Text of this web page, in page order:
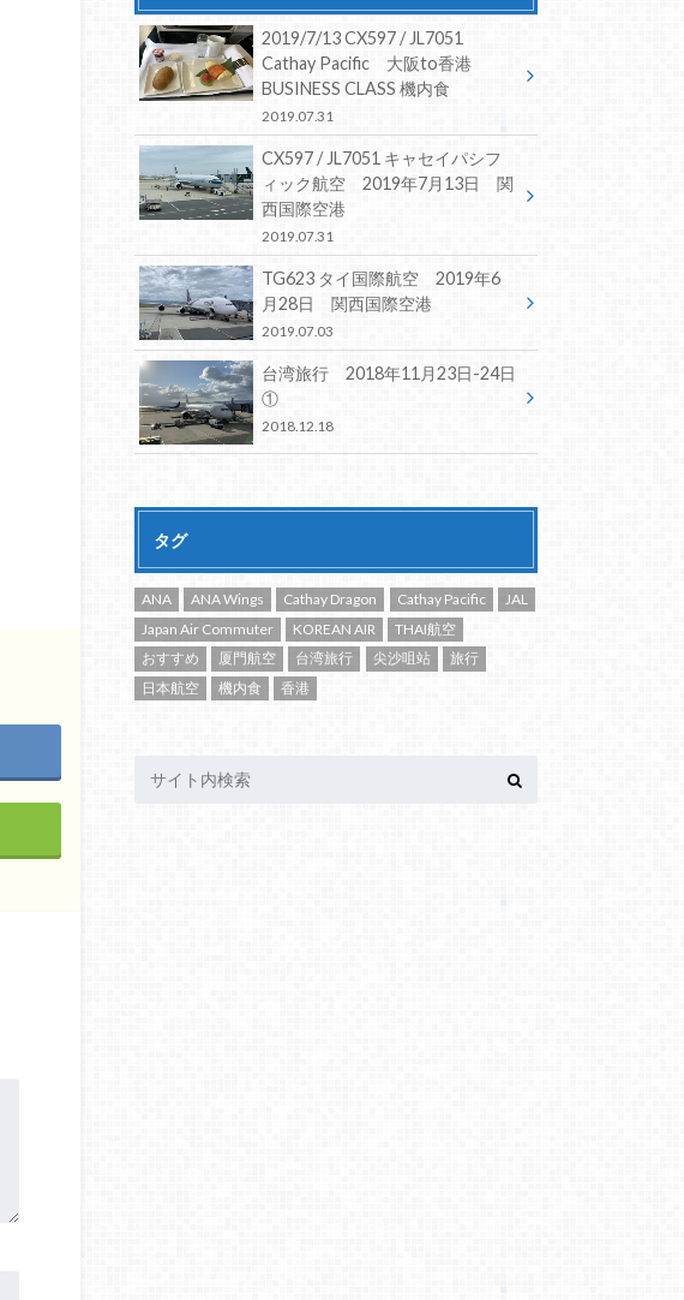
2019/7/13 CX597 / JL7051
Cathay Pacific 大阪to香港
BUSINESS CLASS 機内食
2019.07.31
CX597 / JL7051 キャセイパシフ
ィック航空 2019年7月13日 関
西国際空港
2019.07.31
TG623 タイ国際航空 2019年6
月28日 関西国際空港
2019.07.03
台湾旅行 2018年11月23日-24日
①
2018.12.18
タグ
ANA ANA Wings Cathay Dragon Cathay Pacific
JAL
Japan Air Commuter
KOREAN AIR
THAI航空
おすすめ
厦門航空 台湾旅行 尖沙咀站
旅行
日本航空
機内食 香港